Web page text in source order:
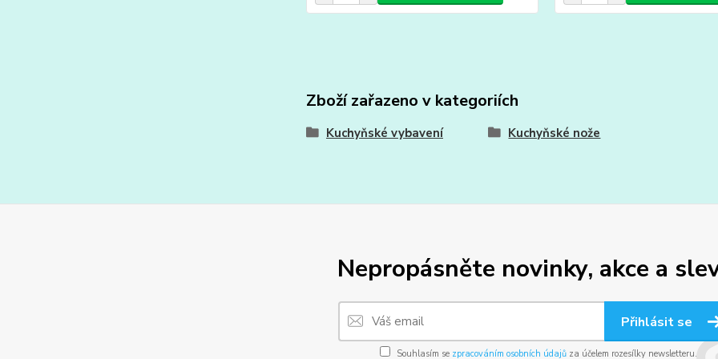
Zboží zařazeno v kategoriích
Kuchyňské vybavení Kuchyňské nože
Nepropásněte novinky, akce a
Přihlásit se
Souhlasím se zpracováním osobních údajů za účelem rozesílky newsletteru.